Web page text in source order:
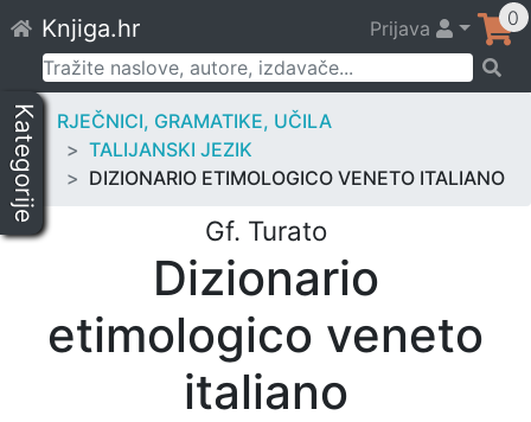
to
content
Knjiga.hr Prijava 0
Pretraži:
Kategorije
RJEČNICI, GRAMATIKE, UČILA
TALIJANSKI JEZIK
DIZIONARIO ETIMOLOGICO VENETO ITALIANO
Gf. Turato
Dizionario
etimologico veneto
italiano